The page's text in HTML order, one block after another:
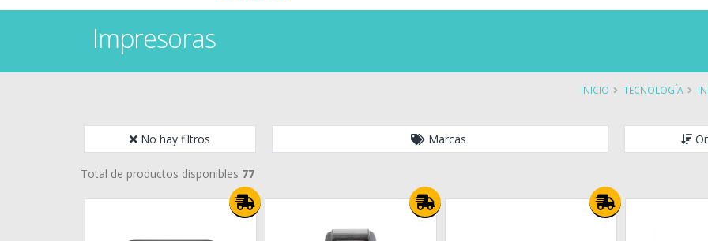
Impresoras
INICIO TECNOLOGÍA
No hay filtros Marcas
Total de productos disponibles 77